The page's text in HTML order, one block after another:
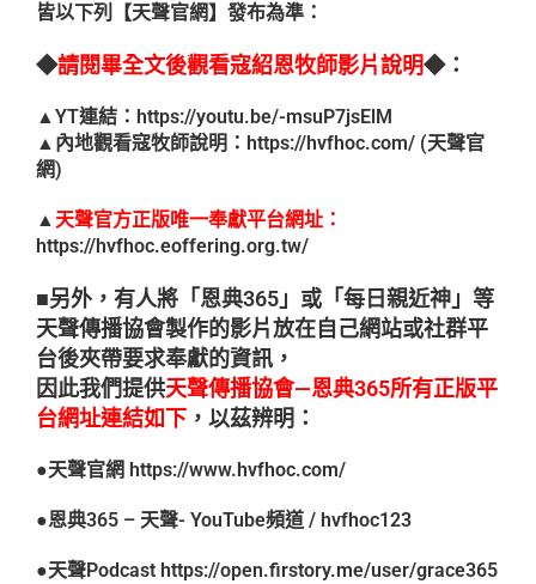
皆以下列【天聲官網】發布為準：
◆請閱畢全文後觀看寇紹恩牧師影片說明◆：
▲YT連結： https://youtu.be/-msuP7jsElM
▲內地觀看寇牧師說明： https://hvfhoc.com/ (天聲官
網)
▲ 天聲官方正版唯一奉獻平台網址：
https://hvfhoc.eoffering.org.tw/
■另外，有人將「恩典365」或「每日親近神」等
天聲傳播協會製作的影片放在自己網站或社群平
台後夾帶要求奉獻的資訊，
因此我們提供天聲傳播協會—恩典365所有正版平
台網址連結如下 ，以茲辨明：
●天聲官網 https://www.hvfhoc.com/
●恩典365 – 天聲- YouTube頻道 / hvfhoc123
●天聲Podcast https://open.firstory.me/user/grace365